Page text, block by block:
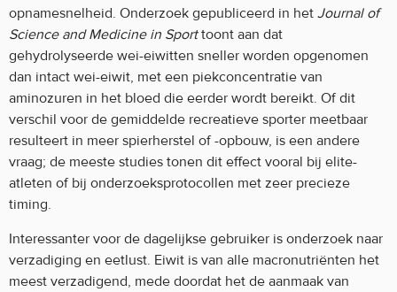
opnamesnelheid. Onderzoek gepubliceerd in het Journal of
Science and Medicine in Sporttoont aan dat
gehydrolyseerde wei-eiwitten sneller worden opgenomen
dan intact wei-eiwit, met een piekconcentratie van
aminozuren in het bloed die eerder wordt bereikt. Of dit
verschil voor de gemiddelde recreatieve sporter meetbaar
resulteert in meer spierherstel of -opbouw, is een andere
vraag; de meeste studies tonen dit effect vooral bij elite-
atleten of bij onderzoeksprotocollen met zeer precieze
timing.
Interessanter voor de dagelijkse gebruiker is onderzoek naar
verzadiging en eetlust. Eiwit is van alle macronutriënten het
meest verzadigend, mede doordat het de aanmaak van